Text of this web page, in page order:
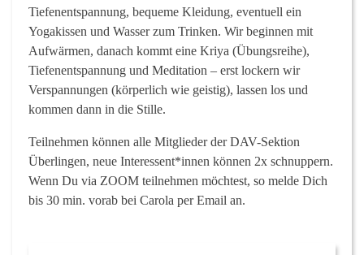
Tiefenentspannung, bequeme Kleidung, eventuell ein
Yogakissen und Wasser zum Trinken. Wir beginnen mit
Aufwärmen, danach kommt eine Kriya (Übungsreihe),
Tiefenentspannung und Meditation – erst lockern wir
Verspannungen (körperlich wie geistig), lassen los und
kommen dann in die Stille.
Teilnehmen können alle Mitglieder der DAV-Sektion
Überlingen, neue Interessent*innen können 2x schnuppern.
Wenn Du via ZOOM teilnehmen möchtest, so melde Dich
bis 30 min. vorab bei Carola per Email an.